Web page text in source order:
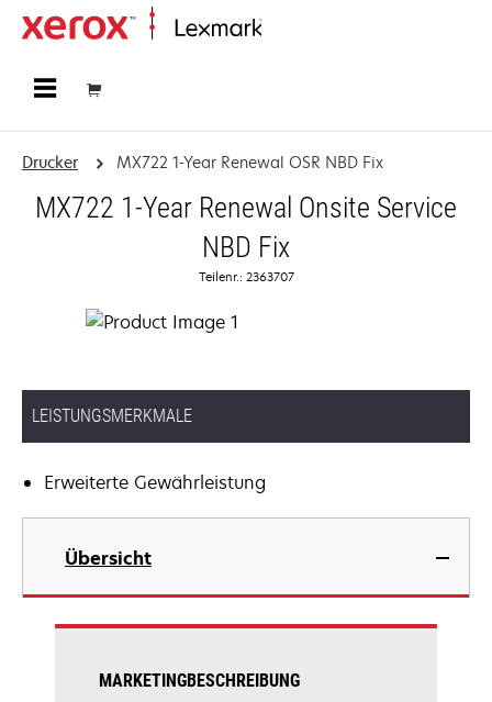
Drucker MX722 1-Year Renewal OSR NBD Fix
MX722 1-Year Renewal Onsite Service
NBD Fix
Teilenr.: 2363707
LEISTUNGSMERKMALE
Erweiterte Gewährleistung
Übersicht
MARKETINGBESCHREIBUNG